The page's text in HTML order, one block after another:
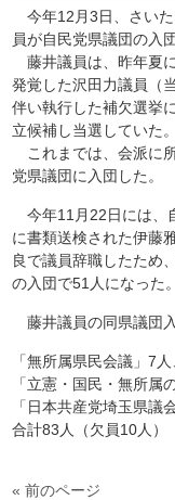
今年12月3日、さい
員が自民党県議団の入
藤井議員は、昨年夏
発覚した沢田力議員（
伴い執行した補欠選挙
立候補し当選していた。
これまでは、会派に
党県議団に入団した。
今年11月22日には、
に書類送検された伊藤
良で議員辞職したため
の入団で51人になった。
藤井議員の同県議団
「無所属県民会議」7
「立憲・国民・無所属
「日本共産党埼玉県議
合計83人（欠員10人）
« 前のページ